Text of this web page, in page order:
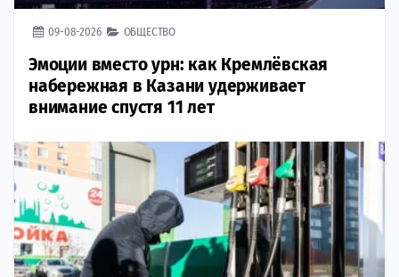
09-08-2026 ОБЩЕСТВО
Эмоции вместо урн: как Кремлёвская
набережная в Казани удерживает
внимание спустя 11 лет